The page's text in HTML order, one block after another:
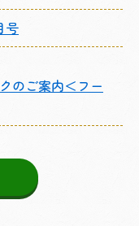
号
のご案内＜フー